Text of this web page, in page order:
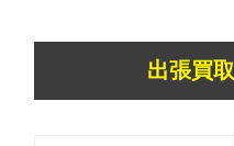
出張買取